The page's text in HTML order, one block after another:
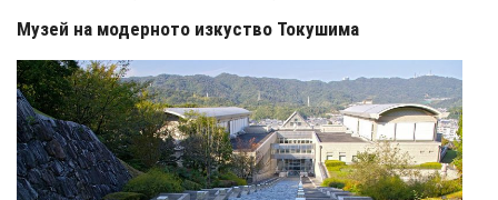
Музей на модерното изкуство Токушима